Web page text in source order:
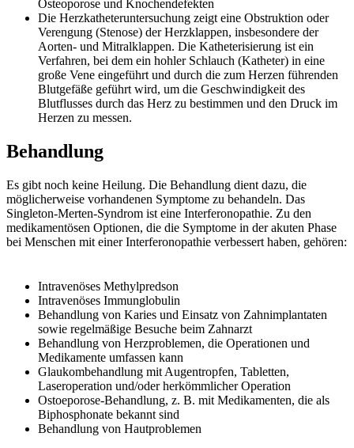
Osteoporose und Knochendefekten
Die Herzkatheteruntersuchung zeigt eine Obstruktion oder
Verengung (Stenose) der Herzklappen, insbesondere der
Aorten- und Mitralklappen. Die Katheterisierung ist ein
Verfahren, bei dem ein hohler Schlauch (Katheter) in eine
große Vene eingeführt und durch die zum Herzen führenden
Blutgefäße geführt wird, um die Geschwindigkeit des
Blutflusses durch das Herz zu bestimmen und den Druck im
Herzen zu messen.
Behandlung
Es gibt noch keine Heilung. Die Behandlung dient dazu, die
möglicherweise vorhandenen Symptome zu behandeln. Das
Singleton-Merten-Syndrom ist eine Interferonopathie. Zu den
medikamentösen Optionen, die die Symptome in der akuten Phase
bei Menschen mit einer Interferonopathie verbessert haben, gehören:
Intravenöses Methylpredson
Intravenöses Immunglobulin
Behandlung von Karies und Einsatz von Zahnimplantaten
sowie regelmäßige Besuche beim Zahnarzt
Behandlung von Herzproblemen, die Operationen und
Medikamente umfassen kann
Glaukombehandlung mit Augentropfen, Tabletten,
Laseroperation und/oder herkömmlicher Operation
Ostoeporose-Behandlung, z. B. mit Medikamenten, die als
Biphosphonate bekannt sind
Behandlung von Hautproblemen